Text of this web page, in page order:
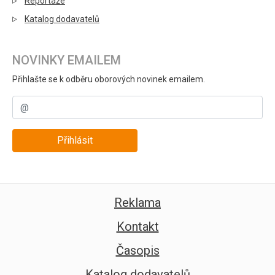
Katalog dodavatelů
NOVINKY EMAILEM
Přihlašte se k odběru oborových novinek emailem.
Přihlásit
Reklama
Kontakt
Časopis